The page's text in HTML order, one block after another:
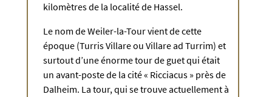
kilomètres de la localité de Hassel.
Le nom de Weiler-la-Tour vient de cette
époque (Turris Villare ou Villare ad Turrim) et
surtout d’une énorme tour de guet qui était
un avant-poste de la cité « Ricciacus » près de
Dalheim. La tour, qui se trouve actuellement à